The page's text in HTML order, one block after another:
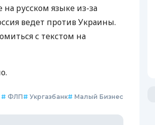
русском языке из-за
ведет против Украины.
с текстом на
# ФЛП# Укргазбанк# Малый Бизнес